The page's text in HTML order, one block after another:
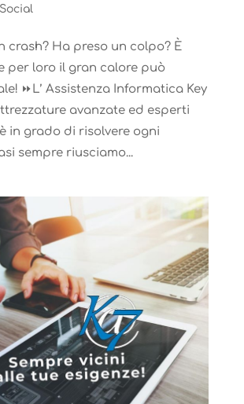
Social
crash? Ha preso un colpo? È
per loro il gran calore può
⏩L’ Assistenza Informatica Key
avanzate ed esperti
in grado di risolvere ogni
sempre riusciamo...